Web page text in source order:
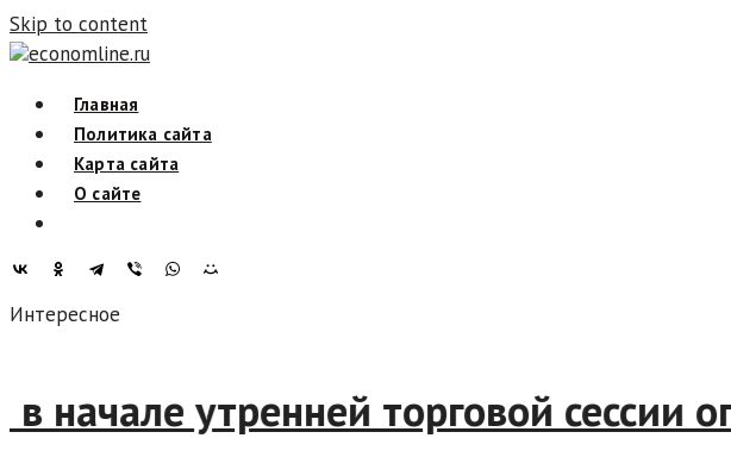
Skip to content
economline.ru
Главная
Политика сайта
Карта сайта
О сайте
Интересное
в начале утренней торговой